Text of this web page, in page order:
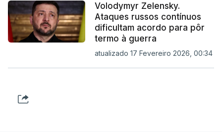
Volodymyr Zelensky.
Ataques russos contínuos
dificultam acordo para pôr
termo à guerra
atualizado 17 Fevereiro 2026, 00:34